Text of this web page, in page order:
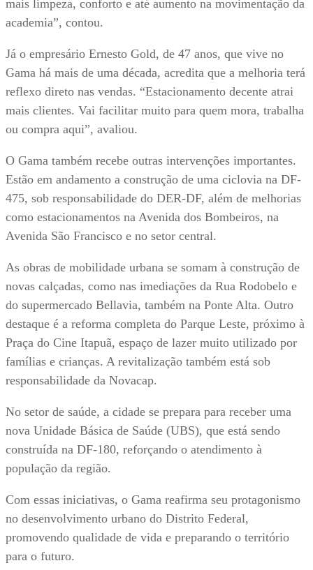
mais limpeza, conforto e até aumento na movimentação da
academia”, contou.
Já o empresário Ernesto Gold, de 47 anos, que vive no
Gama há mais de uma década, acredita que a melhoria terá
reflexo direto nas vendas. “Estacionamento decente atrai
mais clientes. Vai facilitar muito para quem mora, trabalha
ou compra aqui”, avaliou.
O Gama também recebe outras intervenções importantes.
Estão em andamento a construção de uma ciclovia na DF-
475, sob responsabilidade do DER-DF, além de melhorias
como estacionamentos na Avenida dos Bombeiros, na
Avenida São Francisco e no setor central.
As obras de mobilidade urbana se somam à construção de
novas calçadas, como nas imediações da Rua Rodobelo e
do supermercado Bellavia, também na Ponte Alta. Outro
destaque é a reforma completa do Parque Leste, próximo à
Praça do Cine Itapuã, espaço de lazer muito utilizado por
famílias e crianças. A revitalização também está sob
responsabilidade da Novacap.
No setor de saúde, a cidade se prepara para receber uma
nova Unidade Básica de Saúde (UBS), que está sendo
construída na DF-180, reforçando o atendimento à
população da região.
Com essas iniciativas, o Gama reafirma seu protagonismo
no desenvolvimento urbano do Distrito Federal,
promovendo qualidade de vida e preparando o território
para o futuro.